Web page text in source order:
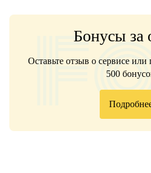
Бонусы за
Оставьте отзыв о сервисе
500